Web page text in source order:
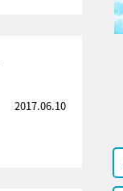
2017.06.10